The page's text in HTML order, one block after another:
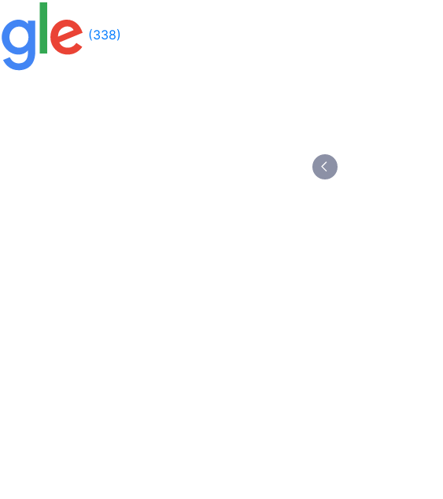
(338)